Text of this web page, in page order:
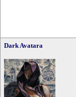
Dark Avatara